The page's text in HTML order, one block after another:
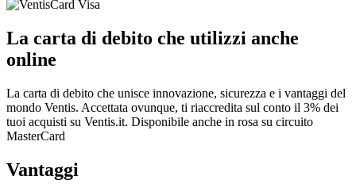
La carta di debito che utilizzi anche
online
La carta di debito che unisce innovazione, sicurezza e i vantaggi del
mondo Ventis. Accettata ovunque, ti riaccredita sul conto il 3% dei
tuoi acquisti su Ventis.it. Disponibile anche in rosa su circuito
MasterCard
Vantaggi